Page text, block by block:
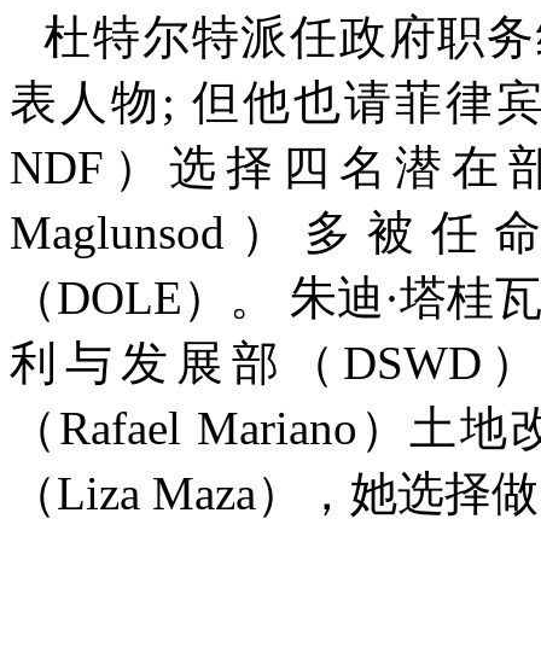
杜特尔特派任政府职
表人物; 但他也请菲律
NDF ）选择四名潜在
Maglunsod ）多被任
（DOLE）。 朱迪·塔桂
利与发展部（ DSWD
（ Rafael Mariano ）土地
（Liza Maza），她选择